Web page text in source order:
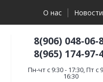
О нас Новости
8(906) 048-06-
8(965) 174-97-
Пн-чт с 9:30 - 17:30, Пт с
16:30